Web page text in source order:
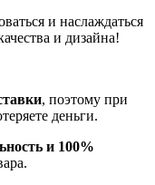
и наслаждаться
и дизайна!
, поэтому при
деньги.
и 100%